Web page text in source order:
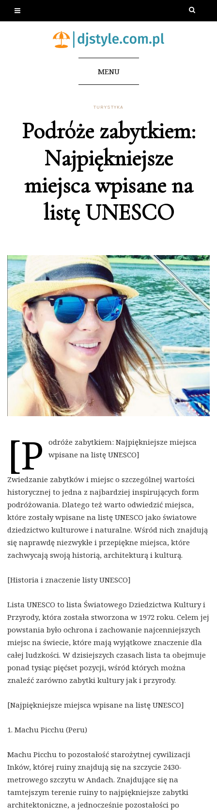
MENU
TURYSTYKA
Podróże zabytkiem:
Najpiękniejsze
miejsca wpisane na
listę UNESCO
[P
odróże zabytkiem: Najpiękniejsze miejsca
wpisane na listę UNESCO]
Zwiedzanie zabytków i miejsc o szczególnej wartości
historycznej to jedna z najbardziej inspirujących form
podróżowania. Dlatego też warto odwiedzić miejsca,
które zostały wpisane na listę UNESCO jako światowe
dziedzictwo kulturowe i naturalne. Wśród nich znajdują
się naprawdę niezwykłe i przepiękne miejsca, które
zachwycają swoją historią, architekturą i kulturą.
[Historia i znaczenie listy UNESCO]
Lista UNESCO to lista Światowego Dziedzictwa Kultury i
Przyrody, która została stworzona w 1972 roku. Celem jej
powstania było ochrona i zachowanie najcenniejszych
miejsc na świecie, które mają wyjątkowe znaczenie dla
całej ludzkości. W dzisiejszych czasach lista ta obejmuje
ponad tysiąc pięćset pozycji, wśród których można
znaleźć zarówno zabytki kultury jak i przyrody.
[Najpiękniejsze miejsca wpisane na listę UNESCO]
1. Machu Picchu (Peru)
Machu Picchu to pozostałość starożytnej cywilizacji
Inków, której ruiny znajdują się na szczycie 2430-
metrowego szczytu w Andach. Znajdujące się na
tamtejszym terenie ruiny to najpiękniejsze zabytki
architektoniczne, a jednocześnie pozostałości po